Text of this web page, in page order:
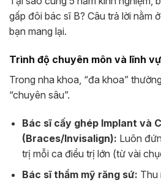
gấp đôi bác sĩ B? Câu trả lời nằm
bạn mang lại.
Trình độ chuyên môn và lĩnh
Trong nha khoa, “đa khoa”
“chuyên sâu”.
Bác sĩ cấy ghép Implant và
(Braces/Invisalign): Luôn
trị mỗi ca điều trị lớn (từ vài
Bác sĩ thẩm mỹ răng sứ: Thu